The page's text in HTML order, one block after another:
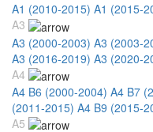
A1 (2010-2015) A1 (2015-
A3
A3 (2000-2003) A3 (2003-
A3 (2016-2019) A3 (2020-
A4
A4 B6 (2000-2004) A4 B7
(2011-2015) A4 B9 (2015-
A5